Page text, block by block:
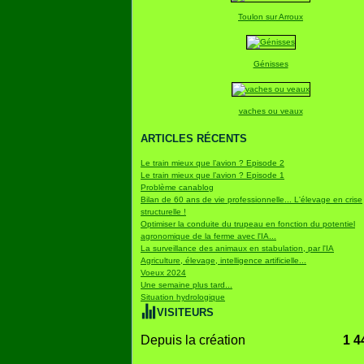
Toulon sur Arroux
Génisses
vaches ou veaux
ARTICLES RÉCENTS
Le train mieux que l’avion ? Episode 2
Le train mieux que l’avion ? Episode 1
Problème canablog
Bilan de 60 ans de vie professionnelle... L'élevage en crise
structurelle !
Optimiser la conduite du trupeau en fonction du potentiel
agronomique de la ferme avec l'IA...
La surveillance des animaux en stabulation, par l'IA
Agriculture, élevage, intelligence artificielle...
Voeux 2024
Une semaine plus tard...
Situation hydrologique
VISITEURS
Depuis la création 1